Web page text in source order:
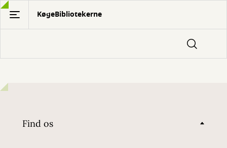
Gå
hovedindhold
KøgeBibliotekerne
Find os